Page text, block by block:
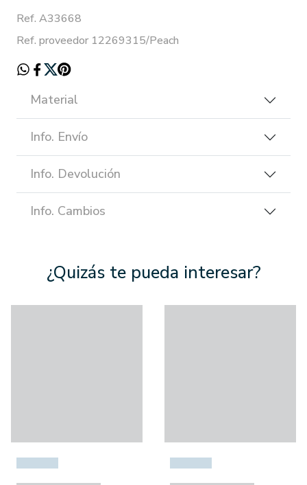
Ref. A33668
Ref. proveedor 12269315/Peach
Material
Info. Envío
Info. Devolución
Info. Cambios
¿Quizás te pueda interesar?